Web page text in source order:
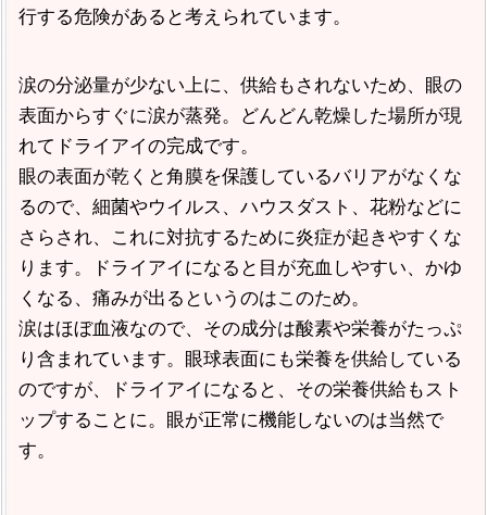
行する危険があると考えられています。
涙の分泌量が少ない上に、供給もされないため、眼の
表面からすぐに涙が蒸発。どんどん乾燥した場所が現
れてドライアイの完成です。
眼の表面が乾くと角膜を保護しているバリアがなくな
るので、細菌やウイルス、ハウスダスト、花粉などに
さらされ、これに対抗するために炎症が起きやすくな
ります。ドライアイになると目が充血しやすい、かゆ
くなる、痛みが出るというのはこのため。
涙はほぼ血液なので、その成分は酸素や栄養がたっぷ
り含まれています。眼球表面にも栄養を供給している
のですが、ドライアイになると、その栄養供給もスト
ップすることに。眼が正常に機能しないのは当然で
す。